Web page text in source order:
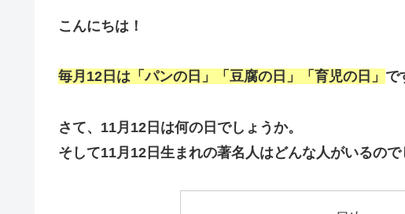
こんにちは！
毎月12日は「パンの日」「豆腐の日」「育児の日」 で
さて、11月12日は何の日でしょうか。
そして11月12日生まれの著名人はどんな人がいるので